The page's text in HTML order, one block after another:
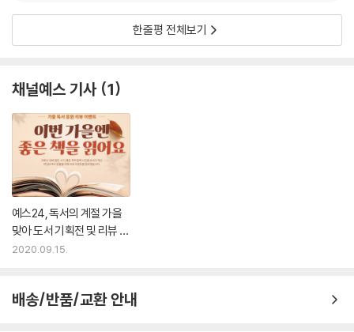
한줄평 전체보기
채널예스 기사 1
예스24, 독서의 계절 가을
맞아 도서 기획전 및 리뷰 이
벤트 진행
2020.09.15.
배송/반품/교환 안내